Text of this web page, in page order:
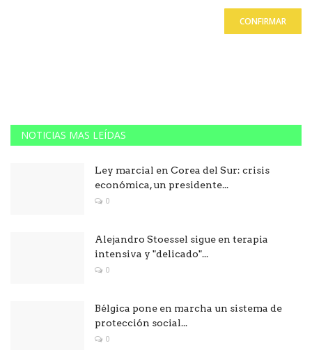
CONFIRMAR
NOTICIAS MAS LEÍDAS
Ley marcial en Corea del Sur: crisis
económica, un presidente...
0
Alejandro Stoessel sigue en terapia
intensiva y "delicado"...
0
Bélgica pone en marcha un sistema de
protección social...
0